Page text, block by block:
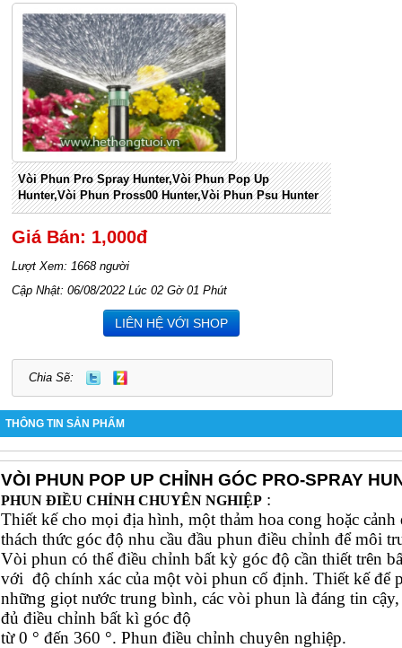
Vòi Phun Pro Spray Hunter,vòi Phun Pop Up
Hunter,vòi Phun Pross00 Hunter,vòi Phun Psu Hunter
Giá Bán: 1,000đ
Lượt Xem: 1668 người
Cập Nhật: 06/08/2022 Lúc 02 Gờ 01 Phút
LIÊN HỆ VỚI SHOP
Chia Sẽ:
THÔNG TIN SẢN PHẨM
VÒI PHUN POP UP CHỈNH GÓC PRO-SPRAY
PHUN ĐIỀU CHỈNH CHUYÊN NGHIỆP :
Thiết kế cho mọi địa hình, một thảm hoa cong hoặc cảnh
thách thức góc độ nhu cầu đầu phun điều chỉnh để môi
Vòi phun có thể điều chỉnh bất kỳ góc độ cần thiết trên
với độ chính xác của một vòi phun cố định. Thiết kế để
những giọt nước trung bình, các vòi phun là đáng tin
đủ điều chỉnh bất kì góc độ
từ 0 ° đến 360 °. Phun điều chỉnh chuyên nghiệp.